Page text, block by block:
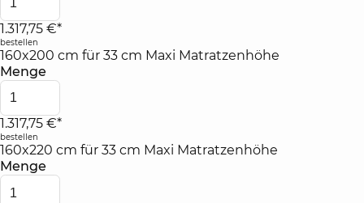
1.317,75 €*
bestellen
160x200 cm für 33 cm Maxi Matratzenhöhe
Menge
1.317,75 €*
bestellen
160x220 cm für 33 cm Maxi Matratzenhöhe
Menge